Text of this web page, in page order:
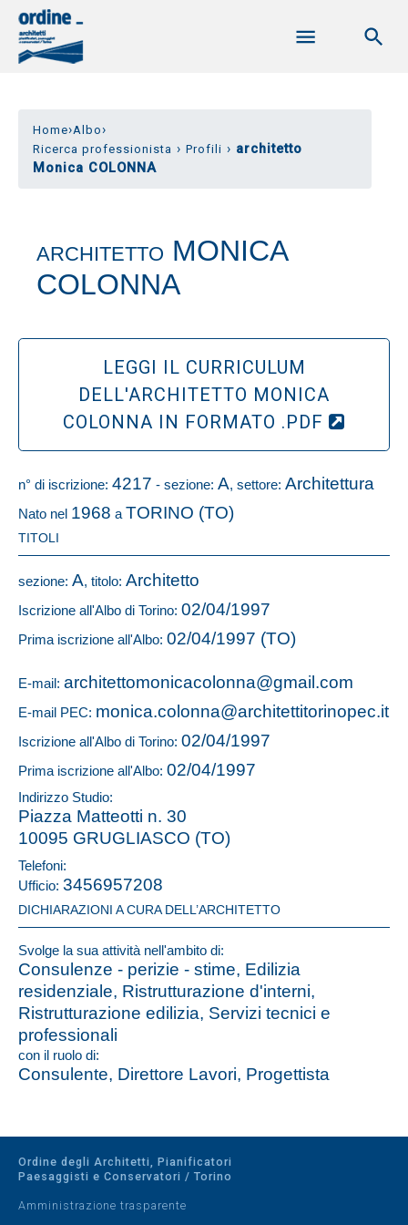
Home›Albo›
Ricerca professionista › Profili › architetto
Monica COLONNA
ARCHITETTO MONICA
COLONNA
LEGGI IL CURRICULUM
DELL'ARCHITETTO MONICA
COLONNA IN FORMATO .PDF
n° di iscrizione: 4217 - sezione: A, settore: Architettura
Nato nel 1968 a TORINO (TO)
TITOLI
sezione: A, titolo: Architetto
Iscrizione all'Albo di Torino: 02/04/1997
Prima iscrizione all'Albo: 02/04/1997 (TO)
E-mail: architettomonicacolonna@gmail.com
E-mail PEC: monica.colonna@architettitorinopec.it
Iscrizione all'Albo di Torino: 02/04/1997
Prima iscrizione all'Albo: 02/04/1997
Indirizzo Studio:
Piazza Matteotti n. 30
10095 GRUGLIASCO (TO)
Telefoni:
Ufficio: 3456957208
DICHIARAZIONI A CURA DELL’ARCHITETTO
Svolge la sua attività nell'ambito di:
Consulenze - perizie - stime, Edilizia
residenziale, Ristrutturazione d'interni,
Ristrutturazione edilizia, Servizi tecnici e
professionali
con il ruolo di:
Consulente, Direttore Lavori, Progettista
Ordine degli Architetti, Pianificatori
Paesaggisti e Conservatori / Torino
Amministrazione trasparente